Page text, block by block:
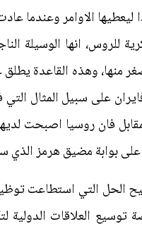
الاوامر وعندما
للروس، انها الوسيلة
منها، وهذه القاعدة
على سبيل المثال
فان روسيا
بوابة مضيق هرمز الذي
الحل التي
العلاقات الدولية